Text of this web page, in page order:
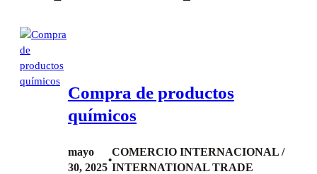
Compra de productos
químicos
mayo
30, 2025
•
COMERCIO INTERNACIONAL /
INTERNATIONAL TRADE